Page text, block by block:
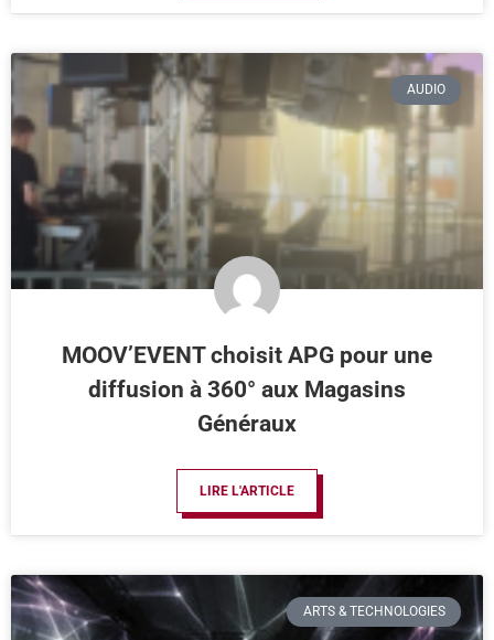
AUDIO
MOOV’EVENT choisit APG pour une
diffusion à 360° aux Magasins
Généraux
LIRE L'ARTICLE
ARTS & TECHNOLOGIES